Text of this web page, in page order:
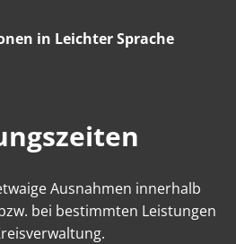
in Leichter Sprache
Ausnahmen innerhalb
bei bestimmten Leistungen